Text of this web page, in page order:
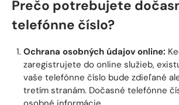
Prečo potrebujete
telefónne číslo?
Ochrana osobných údajov online:
zaregistrujete do online služieb,
vaše telefónne číslo bude zdieľané
tretím stranám. Dočasné telefónne